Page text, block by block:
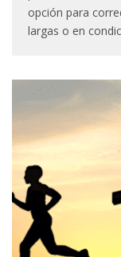
opción para
largas o en